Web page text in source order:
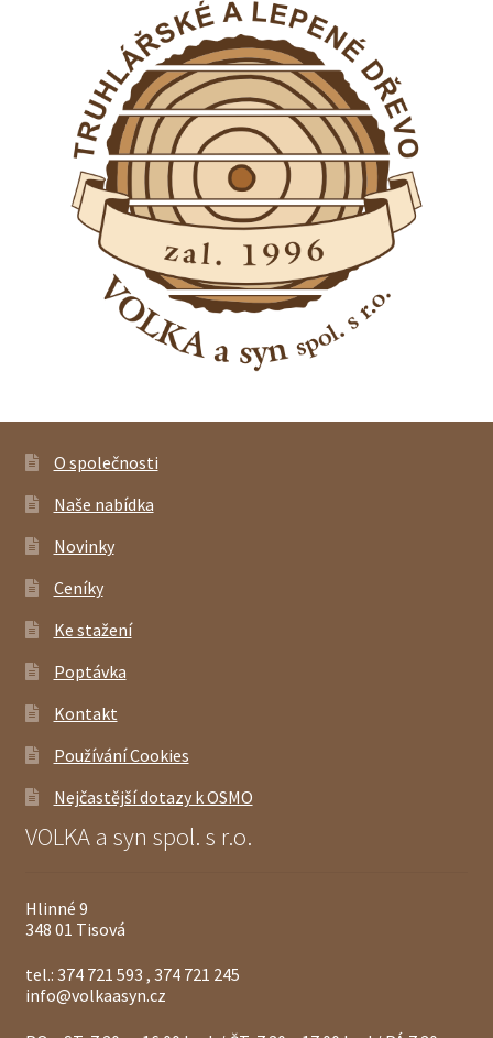
O společnosti
Naše nabídka
Novinky
Ceníky
Ke stažení
Poptávka
Kontakt
Používání Cookies
Nejčastější dotazy k OSMO
VOLKA a syn spol. s r.o.
Hlinné 9
348 01 Tisová
tel.: 374 721 593 , 374 721 245
info@volkaasyn.cz